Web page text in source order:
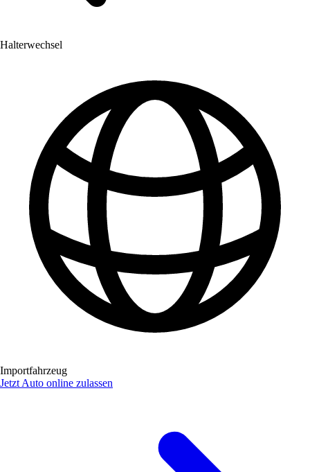
Halterwechsel
Importfahrzeug
Jetzt Auto online zulassen